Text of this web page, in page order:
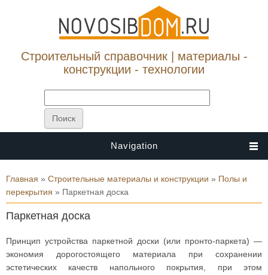
Строительный справочник | материалы -
конструкции - технологии
Navigation
Вы здесь
Главная » Строительные материалы и конструкции » Полы и
перекрытия » Паркетная доска
Паркетная доска
Принцип устройства паркетной доски (или пронто-паркета) —
экономия дорогостоящего материала при сохранении
эстетических качеств напольного покрытия, при этом